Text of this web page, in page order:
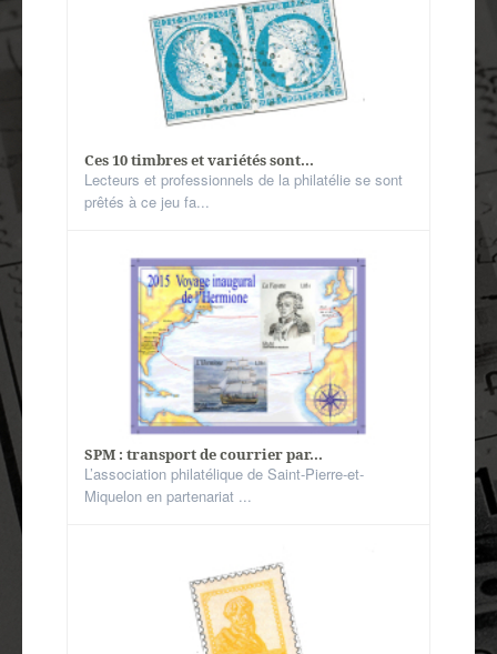
Ces 10 timbres et variétés sont...
Lecteurs et professionnels de la philatélie se sont
prêtés à ce jeu fa...
SPM : transport de courrier par...
L’association philatélique de Saint-Pierre-et-
Miquelon en partenariat ...